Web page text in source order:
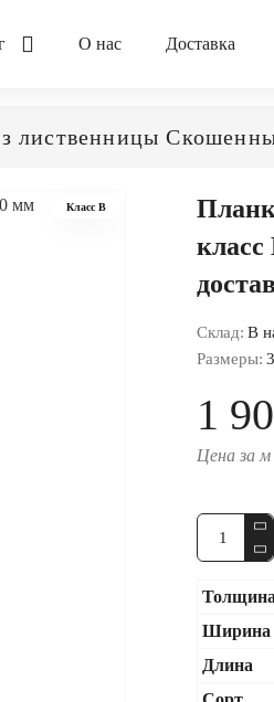
О нас Доставка
лиственницы
Класс B
Склад: В
Размеры:
1
Цена за м
Толщина
Ширина
Длина